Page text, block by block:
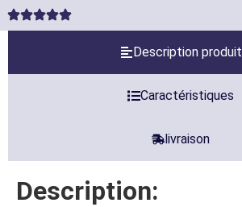
Description produit
Caractéristiques
livraison
Description: